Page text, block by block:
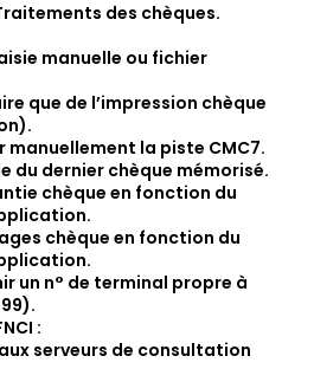
Traitements des chèques.
manuelle ou fichier
que de l’impression chèque
manuellement la piste CMC7.
du dernier chèque mémorisé.
chèque en fonction du
chèque en fonction du
un n° de terminal propre à
:
serveurs de consultation